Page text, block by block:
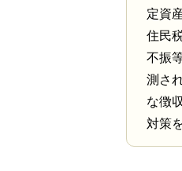
定資
住民
不振
測さ
な徴
対策